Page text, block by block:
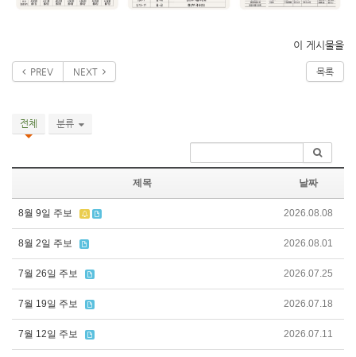
이 게시물을
PREV NEXT 목록
전체 분류
제목 날짜
8월 9일 주보 2026.08.08
8월 2일 주보 2026.08.01
7월 26일 주보 2026.07.25
7월 19일 주보 2026.07.18
7월 12일 주보 2026.07.11